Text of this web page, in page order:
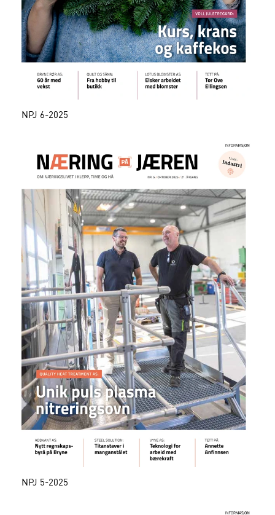
NPJ 6-2025
NPJ 5-2025